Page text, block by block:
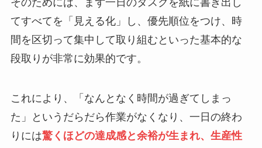
そのためには、まず一日のタスクを紙に書き出し
てすべてを「見える化」し、優先順位をつけ、時
間を区切って集中して取り組むといった基本的な
段取りが非常に効果的です。
これにより、「なんとなく時間が過ぎてしまっ
た」というだらだら作業がなくなり、一日の終わ
りには驚くほどの達成感と余裕が生まれ、生産性